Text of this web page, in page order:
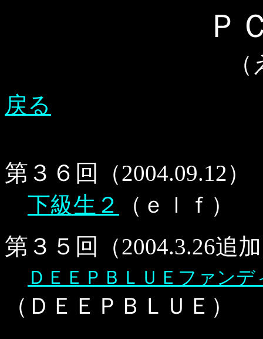
Ｐ
戻る
第３６回
（2004.09.12）
下級生２
（ｅｌｆ）
第３５回 （2004.3.26追
ＤＥＥＰＢＬＵＥファン
（ＤＥＥＰＢＬＵＥ）